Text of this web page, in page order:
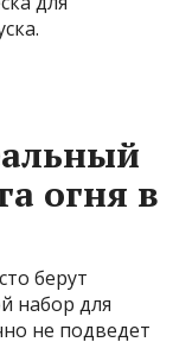
огня в
берут
набор для
не подведет